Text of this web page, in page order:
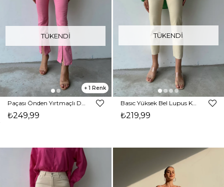
TÜKENDI
1
₺249,99
TÜKENDI
Basıc Yüksek Bel Lupus Kadın Bej Renk Mom Jean 22Y000350
₺219,99